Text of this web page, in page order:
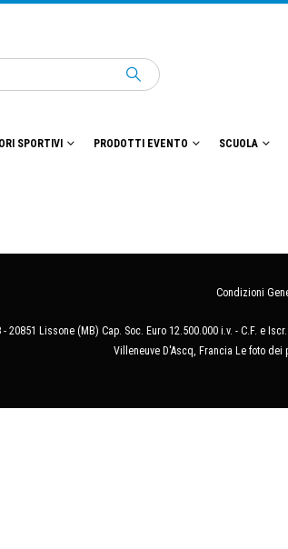
SPORTIVI PRODOTTI EVENTO SCUOLA
Condizioni
20851 Lissone (MB) Cap. Soc. Euro 12.500.000 i.v. - C.F. e
Villeneuve D'Ascq, Francia Le foto